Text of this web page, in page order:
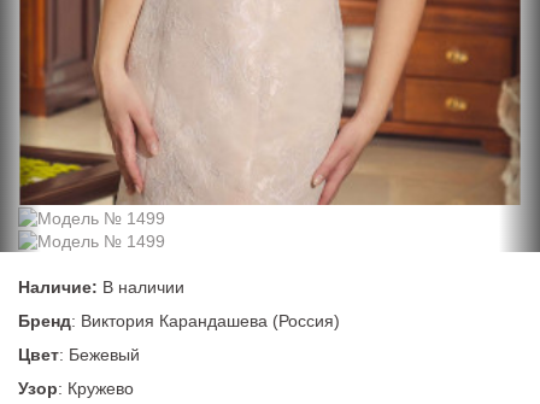
Наличие: В наличии
Бренд: Виктория Карандашева (Россия)
Цвет: Бежевый
Узор: Кружево